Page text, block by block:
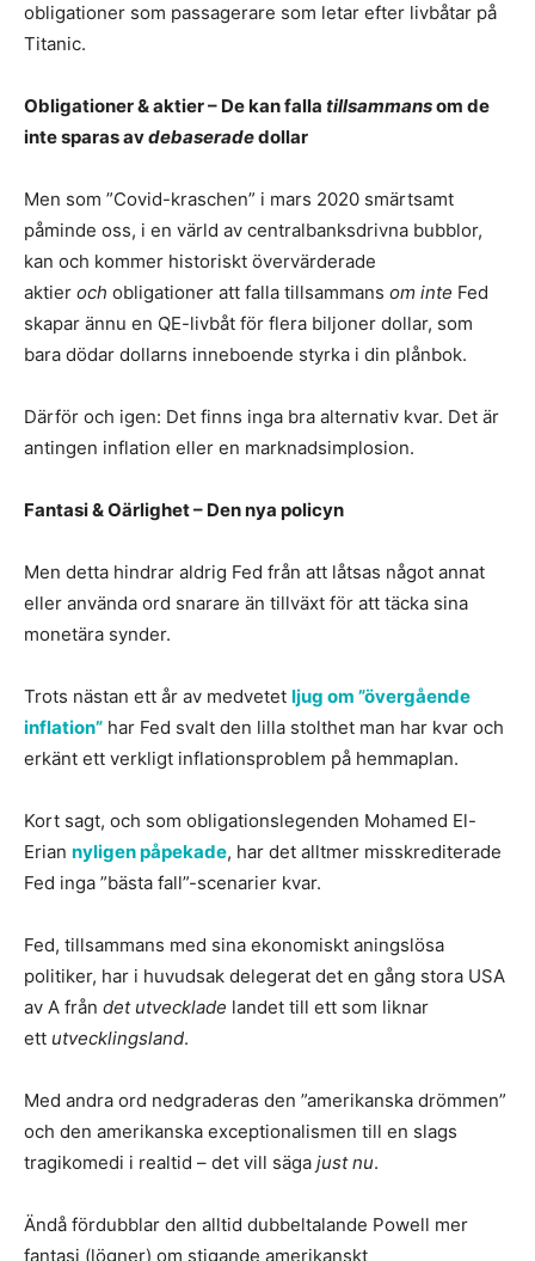
obligationer som passagerare som letar efter livbåtar på
Titanic.
Obligationer & aktier – De kan falla tillsammansom de
inte sparas avdebaseradedollar
Men som ”Covid-kraschen” i mars 2020 smärtsamt
påminde oss, i en värld av centralbanksdrivna bubblor,
kan och kommer historiskt övervärderade
aktier och obligationer att falla tillsammans om inte Fed
skapar ännu en QE-livbåt för flera biljoner dollar, som
bara dödar dollarns inneboende styrka i din plånbok.
Därför och igen: Det finns inga bra alternativ kvar. Det är
antingen inflation eller en marknadsimplosion.
Fantasi & Oärlighet – Den nya policyn
Men detta hindrar aldrig Fed från att låtsas något annat
eller använda ord snarare än tillväxt för att täcka sina
monetära synder.
Trots nästan ett år av medvetet ljug om ”övergående
inflation” har Fed svalt den lilla stolthet man har kvar och
erkänt ett verkligt inflationsproblem på hemmaplan.
Kort sagt, och som obligationslegenden Mohamed El-
Erian nyligen påpekade, har det alltmer misskrediterade
Fed inga ”bästa fall”-scenarier kvar.
Fed, tillsammans med sina ekonomiskt aningslösa
politiker, har i huvudsak delegerat det en gång stora USA
av A från det utvecklade landet till ett som liknar
ett utvecklingsland.
Med andra ord nedgraderas den ”amerikanska drömmen”
och den amerikanska exceptionalismen till en slags
tragikomedi i realtid – det vill säga just nu.
Ändå fördubblar den alltid dubbeltalande Powell mer
fantasi (lögner) om stigande amerikanskt